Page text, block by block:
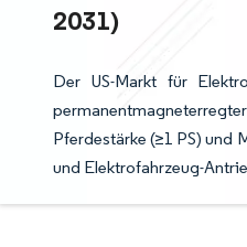
031)
Der US-Markt für
Pferdestärke (≥1 PS) und
und Elektrofahrzeug-